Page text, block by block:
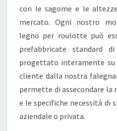
O
T
T
E
:
L
’
E
con le sagome e le
mercato. Ogni nostro
legno per roulotte può
prefabbricate standard
progettato interamente su
cliente dalla nostra
permette di assecondare
e le specifiche necessità di
aziendale o privata.